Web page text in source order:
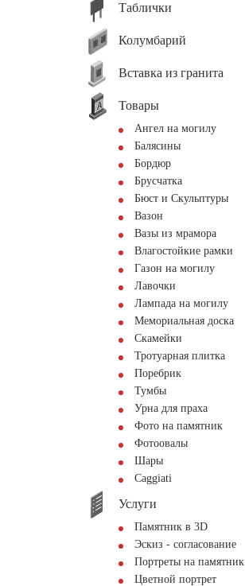
Таблички
Колумбарий
Вставка из гранита
Товары
Ангел на могилу
Балясины
Бордюр
Брусчатка
Бюст и Скульптуры
Вазон
Вазы из мрамора
Влагостойкие рамки
Газон на могилу
Лавочки
Лампада на могилу
Мемориальная доска
Скамейки
Тротуарная плитка
Поребрик
Тумбы
Урна для праха
Фото на памятник
Фотоовалы
Шары
Сaggiati
Услуги
Памятник в 3D
Эскиз - согласование
Портреты на памятник
Цветной портрет